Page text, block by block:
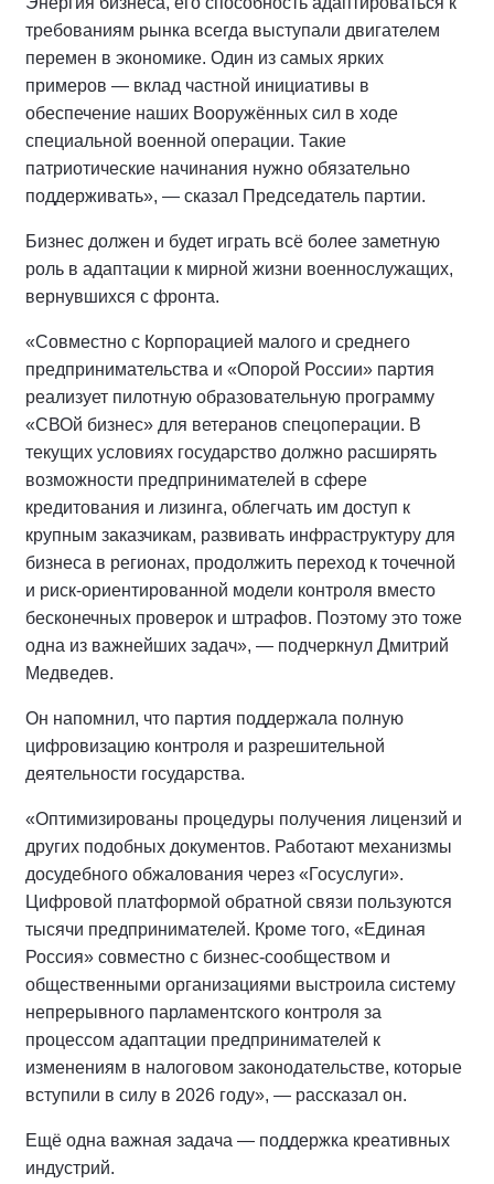
требованиям рынка всегда выступали двигателем
перемен в экономике. Один из самых ярких
примеров — вклад частной инициативы в
обеспечение наших Вооружённых сил в ходе
специальной военной операции. Такие
патриотические начинания нужно обязательно
поддерживать», — сказал Председатель партии.
Бизнес должен и будет играть всё более заметную
роль в адаптации к мирной жизни военнослужащих,
вернувшихся с фронта.
«Совместно с Корпорацией малого и среднего
предпринимательства и «Опорой России» партия
реализует пилотную образовательную программу
«СВОй бизнес» для ветеранов спецоперации. В
текущих условиях государство должно расширять
возможности предпринимателей в сфере
кредитования и лизинга, облегчать им доступ к
крупным заказчикам, развивать инфраструктуру для
бизнеса в регионах, продолжить переход к точечной
и риск-ориентированной модели контроля вместо
бесконечных проверок и штрафов. Поэтому это тоже
одна из важнейших задач», — подчеркнул Дмитрий
Медведев.
Он напомнил, что партия поддержала полную
цифровизацию контроля и разрешительной
деятельности государства.
«Оптимизированы процедуры получения лицензий и
других подобных документов. Работают механизмы
досудебного обжалования через «Госуслуги».
Цифровой платформой обратной связи пользуются
тысячи предпринимателей. Кроме того, «Единая
Россия» совместно с бизнес-сообществом и
общественными организациями выстроила систему
непрерывного парламентского контроля за
процессом адаптации предпринимателей к
изменениям в налоговом законодательстве, которые
вступили в силу в 2026 году», — рассказал он.
Ещё одна важная задача — поддержка креативных
индустрий.